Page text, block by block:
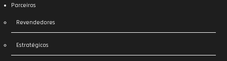
Parceiros
Revendedores
Estratégicos